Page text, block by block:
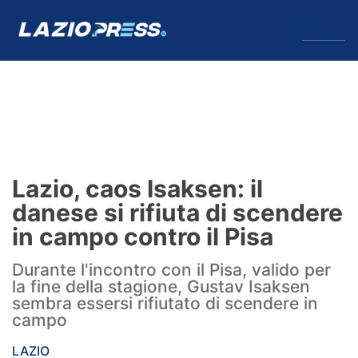
Formello
Infortuni
Primavera
Calciomercato
Lazio Women
Lazio, caos Isaksen: il
danese si rifiuta di scendere
in campo contro il Pisa
Durante l'incontro con il Pisa, valido per
la fine della stagione, Gustav Isaksen
sembra essersi rifiutato di scendere in
campo
LAZIO